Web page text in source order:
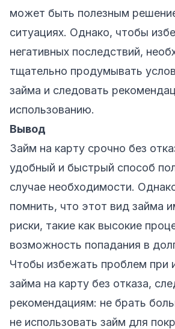
может быть полезным
ситуациях. Однако, чтобы
негативных последствий,
тщательно продумывать
займа и следовать
использованию.
Вывод
Займ на карту срочно без
удобный и быстрый способ
случае необходимости.
помнить, что этот вид займа
риски, такие как высокие
возможность попадания в
Чтобы избежать проблем при
займа на карту без отказа,
рекомендациям: не брать
не использовать займ для